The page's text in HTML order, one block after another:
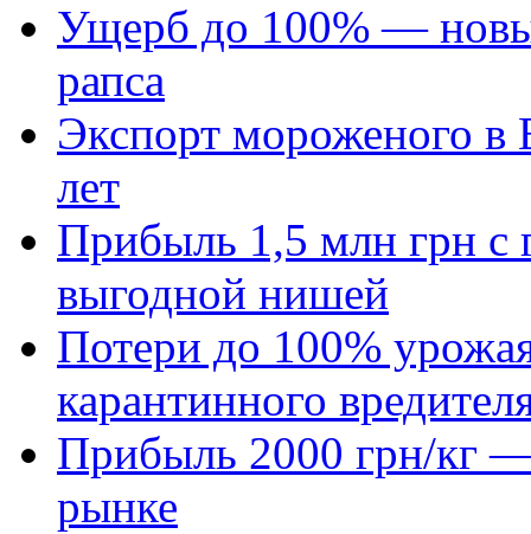
Ущерб до 100% —
рапса
Экспорт мороженого в
лет
Прибыль 1,5 млн грн с
выгодной нишей
Потери до 100%
карантинного
Прибыль 2000 грн/кг —
рынке